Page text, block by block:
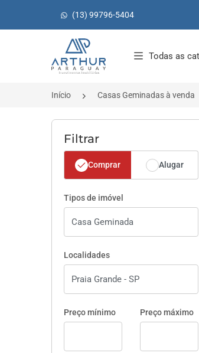
(13) 99796-5404
Página inicial
Todas as
Início Casas Geminadas à venda
Filtrar
Comprar Alugar
Tipos de imóvel
Localidades
Preço mínimo Preço máximo